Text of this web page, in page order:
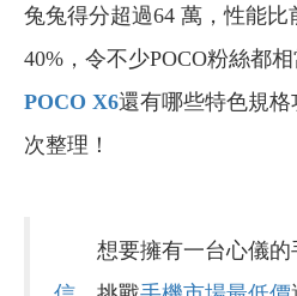
兔兔得分超過64 萬，性能比
40%，令不少POCO粉絲都
POCO X6還有哪些特色規
次整理！
想要擁有一台心儀的